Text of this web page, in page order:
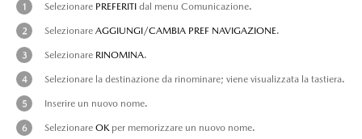
Selezionare PREFERITI dal menu Comunicazione.
Selezionare AGGIUNGI/CAMBIA PREF NAVIGAZIONE.
Selezionare RINOMINA.
Selezionare la destinazione da rinominare; viene visualizzata la tastiera.
Inserire un nuovo nome.
Selezionare OKper memorizzare un nuovo nome.